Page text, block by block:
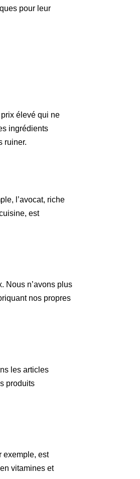
pour leur
élevé qui ne
ingrédients
ruiner.
l’avocat, riche
est
Nous n’avons plus
nos propres
les articles
produits
exemple, est
vitamines et